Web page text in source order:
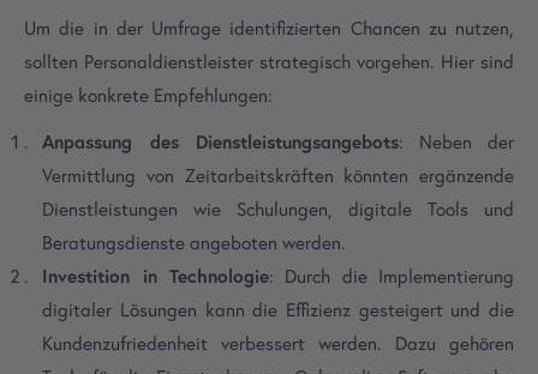
Um die in der Umfrage identifizierten Chancen zu nutzen,
sollten Personaldienstleister strategisch vorgehen. Hier sind
einige konkrete Empfehlungen:
Anpassung des Dienstleistungsangebots: Neben der
Vermittlung von Zeitarbeitskräften könnten ergänzende
Dienstleistungen wie Schulungen, digitale Tools und
Beratungsdienste angeboten werden.
Investition in Technologie: Durch die Implementierung
digitaler Lösungen kann die Effizienz gesteigert und die
Kundenzufriedenheit verbessert werden. Dazu gehören